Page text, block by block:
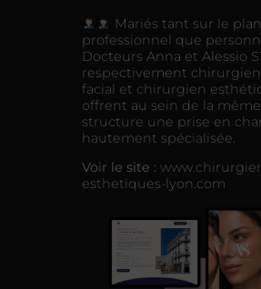
Mariés tant sur le plan
professionnel que
Docteurs Anna et Alessio
respectivement
facial et chirurgien
offrent au sein de la même
structure une prise en
hautement spécialisée.
Voir le site :
esthetiques-lyon.com